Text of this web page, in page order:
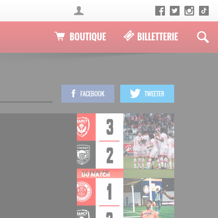
BOUTIQUE BILLETTERIE
FACEBOOK TWEETER